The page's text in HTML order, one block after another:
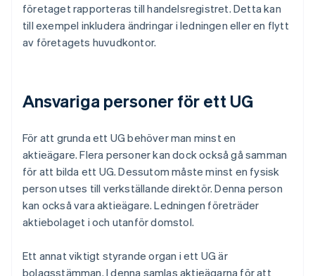
företaget rapporteras till handelsregistret. Detta kan
till exempel inkludera ändringar i ledningen eller en flytt
av företagets huvudkontor.
Ansvariga personer för ett UG
För att grunda ett UG behöver man minst en
aktieägare. Flera personer kan dock också gå samman
för att bilda ett UG. Dessutom måste minst en fysisk
person utses till verkställande direktör. Denna person
kan också vara aktieägare. Ledningen företräder
aktiebolaget i och utanför domstol.
Ett annat viktigt styrande organ i ett UG är
bolagsstämman. I denna samlas aktieägarna för att